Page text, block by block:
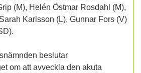
(M), Helén Östmar Rosdahl (M),
Karlsson (L), Gunnar Fors (V)
beslutar
om att avveckla den akuta